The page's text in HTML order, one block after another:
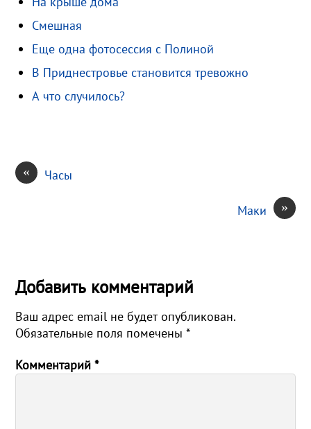
m
a
s
s
n
R
u
п
р
а
в
Смешная
Еще одна фотосессия с Полиной
В Приднестровье становится тревожно
А что случилось?
« Часы
»
Маки
Добавить комментарий
Ваш адрес email не будет опубликован.
Обязательные поля помечены*
Комментарий*